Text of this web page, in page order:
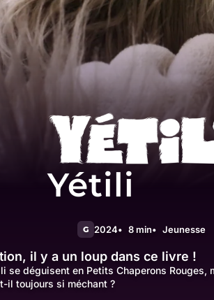
Yétili
G 2024 8 min Jeunesse
il y a un loup dans ce livre !
se déguisent en Petits Chaperons Rouges,
il toujours si méchant ?